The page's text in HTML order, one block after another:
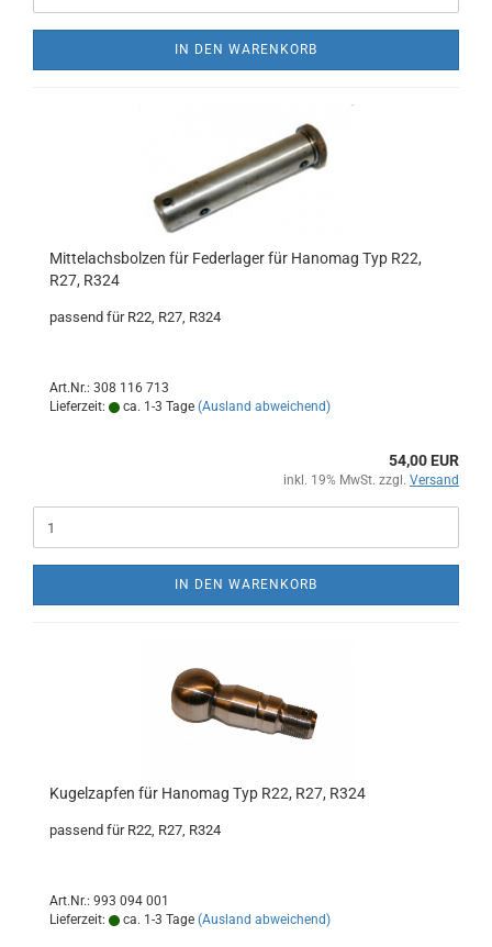
IN DEN WARENKORB
Mittelachsbolzen für Federlager für Hanomag Typ R22,
R27, R324
passend für R22, R27, R324
Art.Nr.: 308 116 713
Lieferzeit:
ca. 1-3 Tage (Ausland abweichend)
54,00 EUR
inkl. 19% MwSt. zzgl. Versand
IN DEN WARENKORB
Kugelzapfen für Hanomag Typ R22, R27, R324
passend für R22, R27, R324
Art.Nr.: 993 094 001
Lieferzeit:
ca. 1-3 Tage (Ausland abweichend)